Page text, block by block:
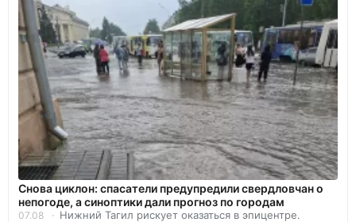
Снова циклон: спасатели предупредили свердловчан о
непогоде, а синоптики дали прогноз по городам
07.08 Нижний Тагил рискует оказаться в эпицентре.